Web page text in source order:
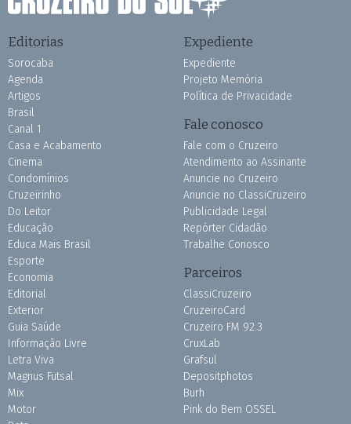
Editorias
Sorocaba
Agenda
Artigos
Brasil
Canal 1
Casa e Acabamento
Cinema
Condomínios
Cruzeirinho
Do Leitor
Educação
Educa Mais Brasil
Esporte
Economia
Editorial
Exterior
Guia Saúde
Informação Livre
Letra Viva
Magnus Futsal
Mix
Motor
Expediente
Expediente
Projeto Memória
Política de Privacidade
Fale conosco
Fale com o Cruzeiro
Atendimento ao Assinante
Anuncie no Cruzeiro
Anuncie no ClassiCruzeiro
Publicidade Legal
Repórter Cidadão
Trabalhe Conosco
Parceiros
ClassiCruzeiro
CruzeiroCard
Cruzeiro FM 92.3
CruxLab
Grafsul
Depositphotos
Burh
Pink do Bem OSSEL